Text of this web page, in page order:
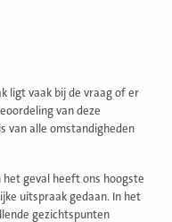
ligt vaak bij de vraag of er
van deze
van alle omstandigheden
geval heeft ons hoogste
uitspraak gedaan. In het
gezichtspunten